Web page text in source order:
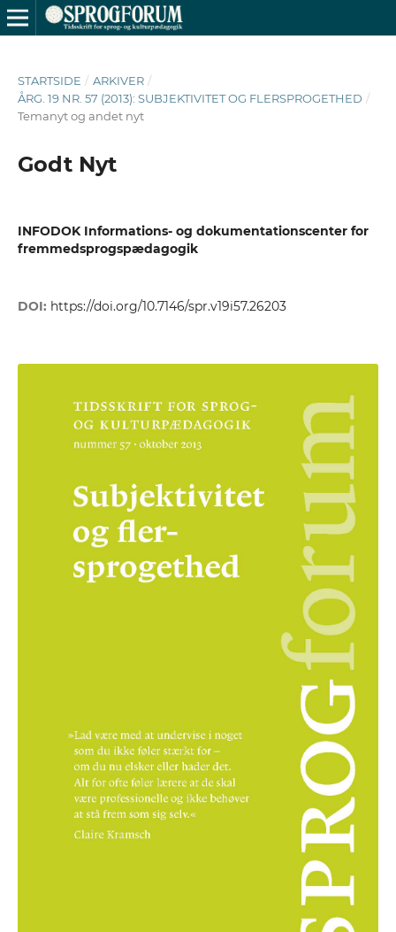
STARTSIDE / ARKIVER /
ÅRG. 19 NR. 57 (2013): SUBJEKTIVITET OG FLERSPROGETHED /
Temanyt og andet nyt
Godt Nyt
INFODOK Informations- og dokumentationscenter for
fremmedsprogspædagogik
DOI: https://doi.org/10.7146/spr.v19i57.26203